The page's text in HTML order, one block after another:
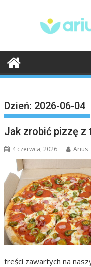
Dzień: 2026-06-04
Jak zrobić pizzę z
4 czerwca, 2026 Arius
treści zawartych na